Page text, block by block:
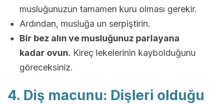
musluğunuzun tamamen kuru olması gerekir.
Ardından, musluğa un serpiştirin.
Bir bez alın ve musluğunuz parlayana
kadar ovun. Kireç lekelerinin kaybolduğunu
göreceksiniz.
4. Diş macunu: Dişleri olduğu